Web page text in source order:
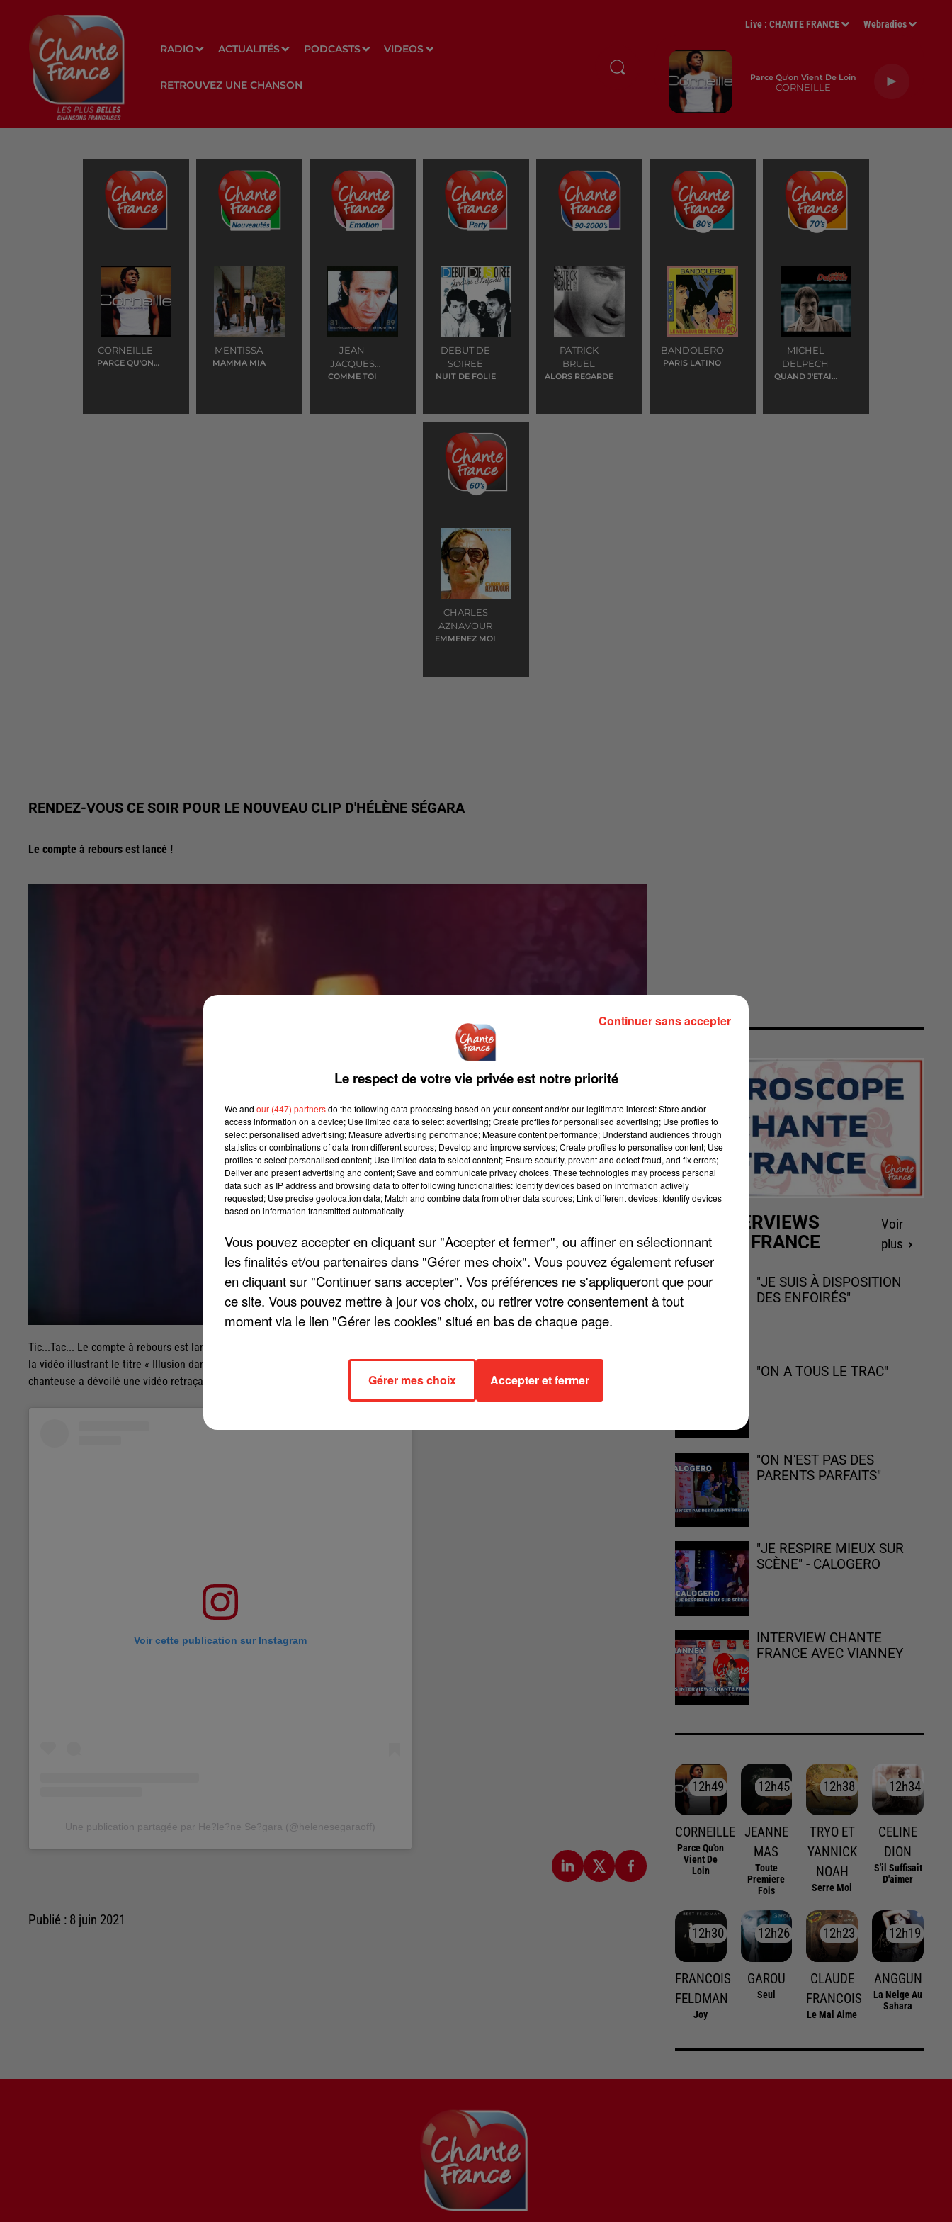
RADIO ACTUALITÉS PODCASTS VIDEOS
RETROUVEZ UNE CHANSON
Live :CHANTE FRANCE Webradios
Parce Qu'on Vient De Loin
CORNEILLE
CORNEILLE
PARCE QU'ON
MENTISSA
MAMMA MIA
JEAN
JACQUES
GOLDMAN
COMME TOI
DEBUT DE
SOIREE
NUIT DE FOLIE
PATRICK
BRUEL
ALORS REGARDE
BANDOLERO
PARIS LATINO
MICHEL
DELPECH
QUAND J'ETAIS
CHARLES
AZNAVOUR
EMMENEZ MOI
RENDEZ-VOUS CE SOIR POUR LE NOUVEAU CLIP D'HÉLÈNE SÉGARA
Le compte à rebours est lancé !
Tic...Tac... Le compte à rebours est lancé. C'est ce mardi soir à 18 heures qu'Hélène Ségara dévoilera son tout dernier clip. Il s'agit de
la vidéo illustrant le titre « Illusion dans le système », tiré de son album le plus récent, « Karma ». Pour faire patienter ses fans, la
chanteuse a dévoilé une vidéo retraçant les coulisses du tournage du clip. Regardez !
Voir cette publication sur Instagram
Une publication partagée par He?le?ne Se?gara (@helenesegaraoff)
Publié : 8 juin 2021
LES INTERVIEWS
CHANTE FRANCE
Voir
plus
"JE SUIS À DISPOSITION
DES ENFOIRÉS"
"ON A TOUS LE TRAC"
"ON N'EST PAS DES
PARENTS PARFAITS"
"JE RESPIRE MIEUX SUR
SCÈNE" - CALOGERO
INTERVIEW CHANTE
FRANCE AVEC VIANNEY
12h49
12h49
CORNEILLE
Parce Qu'on
Vient De
Loin
12h45
12h45
JEANNE
MAS
Toute
Premiere
Fois
12h38
12h38
TRYO ET
YANNICK
NOAH
Serre Moi
12h34
12h34
CELINE
DION
S'il Suffisait
D'aimer
12h30
12h30
FRANCOIS
FELDMAN
Joy
12h26
12h26
GAROU
Seul
12h23
12h23
CLAUDE
FRANCOIS
Le Mal Aime
12h19
12h19
ANGGUN
La Neige Au
Sahara
Le respect de votre vie privée est notre priorité
We and our (447) partnersdo the following data processing based on your consent and/or our legitimate interest: Store and/or
access information on a device; Use limited data to select advertising; Create profiles for personalised advertising; Use profiles to
select personalised advertising; Measure advertising performance; Measure content performance; Understand audiences through
statistics or combinations of data from different sources; Develop and improve services; Create profiles to personalise content; Use
profiles to select personalised content; Use limited data to select content; Ensure security, prevent and detect fraud, and fix errors;
Deliver and present advertising and content; Save and communicate privacy choices. These technologies may process personal
data such as IP address and browsing data to offer following functionalities: Identify devices based on information actively
requested; Use precise geolocation data; Match and combine data from other data sources; Link different devices; Identify devices
based on information transmitted automatically.
Vous pouvez accepter en cliquant sur "Accepter et fermer", ou affiner en sélectionnant
les finalités et/ou partenaires dans "Gérer mes choix". Vous pouvez également refuser
en cliquant sur "Continuer sans accepter". Vos préférences ne s'appliqueront que pour
ce site. Vous pouvez mettre à jour vos choix, ou retirer votre consentement à tout
moment via le lien "Gérer les cookies" situé en bas de chaque page.
Gérer mes choix Accepter et fermer
Continuer sans accepter